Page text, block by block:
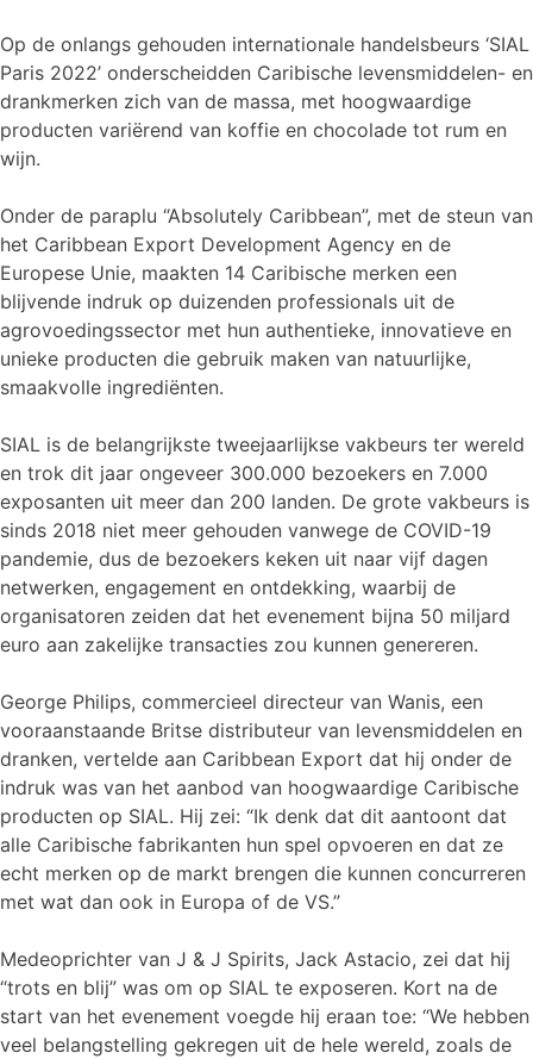
Op de onlangs gehouden internationale handelsbeurs ‘SIAL
Paris 2022’ onderscheidden Caribische levensmiddelen- en
drankmerken zich van de massa, met hoogwaardige
producten variërend van koffie en chocolade tot rum en
wijn.
Onder de paraplu “Absolutely Caribbean”, met de steun van
het Caribbean Export Development Agency en de
Europese Unie, maakten 14 Caribische merken een
blijvende indruk op duizenden professionals uit de
agrovoedingssector met hun authentieke, innovatieve en
unieke producten die gebruik maken van natuurlijke,
smaakvolle ingrediënten.
SIAL is de belangrijkste tweejaarlijkse vakbeurs ter wereld
en trok dit jaar ongeveer 300.000 bezoekers en 7.000
exposanten uit meer dan 200 landen. De grote vakbeurs is
sinds 2018 niet meer gehouden vanwege de COVID-19
pandemie, dus de bezoekers keken uit naar vijf dagen
netwerken, engagement en ontdekking, waarbij de
organisatoren zeiden dat het evenement bijna 50 miljard
euro aan zakelijke transacties zou kunnen genereren.
George Philips, commercieel directeur van Wanis, een
vooraanstaande Britse distributeur van levensmiddelen en
dranken, vertelde aan Caribbean Export dat hij onder de
indruk was van het aanbod van hoogwaardige Caribische
producten op SIAL. Hij zei: “Ik denk dat dit aantoont dat
alle Caribische fabrikanten hun spel opvoeren en dat ze
echt merken op de markt brengen die kunnen concurreren
met wat dan ook in Europa of de VS.”
Medeoprichter van J & J Spirits, Jack Astacio, zei dat hij
“trots en blij” was om op SIAL te exposeren. Kort na de
start van het evenement voegde hij eraan toe: “We hebben
veel belangstelling gekregen uit de hele wereld, zoals de